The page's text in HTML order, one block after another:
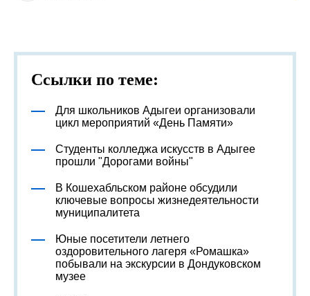
Ссылки по теме:
Для школьников Адыгеи организовали
цикл мероприятий «День Памяти»
Студенты колледжа искусств в Адыгее
прошли "Дорогами войны"
В Кошехабльском районе обсудили
ключевые вопросы жизнедеятельности
муниципалитета
Юные посетители летнего
оздоровительного лагеря «Ромашка»
побывали на экскурсии в Дондуковском
музее